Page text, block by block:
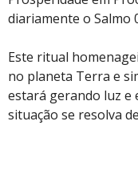
diariamente o Salmo
Este ritual
no planeta Terra e
estará gerando luz e
situação se resolva